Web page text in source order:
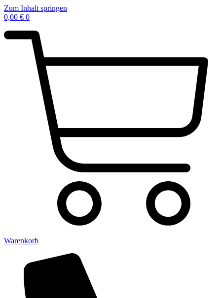
Zum Inhalt springen
0,00 € 0
Warenkorb